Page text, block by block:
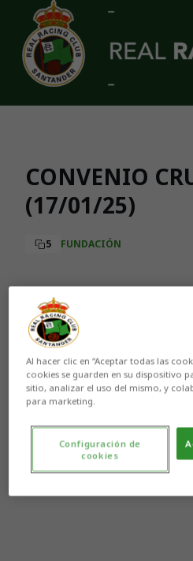
Skip to main content
CONVENIO
(17/01/25)
5 FUNDACIÓN
Aún no hay reacciones. ¡Sé el primero!
Al hacer clic en “Aceptar todas las
cookies se guarden en su dispositivo
sitio, analizar el uso del mismo, y
para marketing.
Configuración de
cookies